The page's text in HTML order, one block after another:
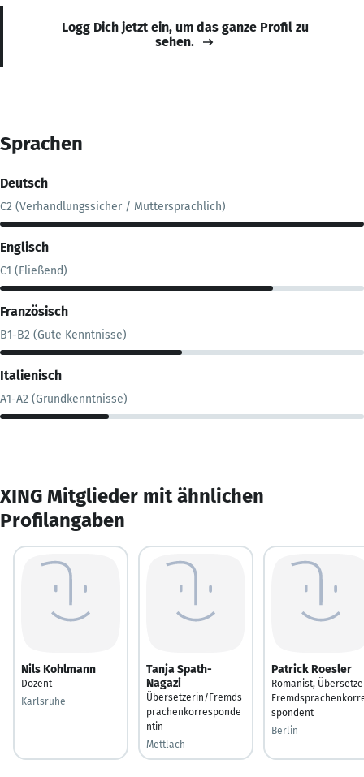
Logg Dich jetzt ein, um das ganze Profil zu
sehen.
Sprachen
Deutsch
C2 (Verhandlungssicher / Muttersprachlich)
Englisch
C1 (Fließend)
Französisch
B1-B2 (Gute Kenntnisse)
Italienisch
A1-A2 (Grundkenntnisse)
XING Mitglieder mit ähnlichen
Profilangaben
Nils Kohlmann
Dozent
Karlsruhe
Tanja Spath-
Nagazi
Übersetzerin/Fremds
prachenkorresponde
ntin
Mettlach
Patrick Roesler
Romanist,
spondent
Berlin